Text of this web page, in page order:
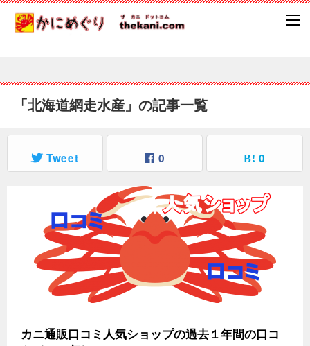
「北海道網走水産」の記事一覧
Tweet 0 0
カニ通販口コミ人気ショップの過去１年間の口コ